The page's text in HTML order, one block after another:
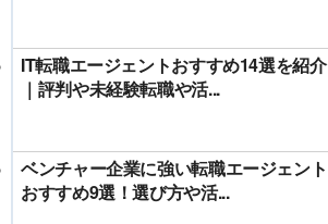
IT転職エージェントおすすめ14選を紹介
｜評判や未経験転職や活...
ベンチャー企業に強い転職エージェント
おすすめ9選！選び方や活...